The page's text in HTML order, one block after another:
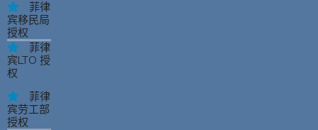
菲律
宾移民局
授权
菲律
宾LTO 授
权
菲律
宾劳工部
授权